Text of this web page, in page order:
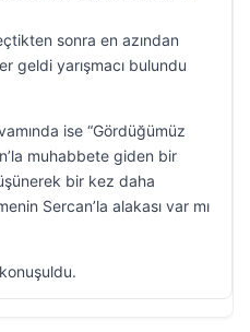
sonra en azından
geldi yarışmacı bulundu
ise “Gördüğümüz
muhabbete giden bir
bir kez daha
Sercan’la alakası var mı